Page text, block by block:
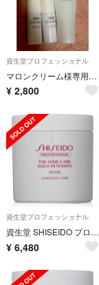
資生堂プロフェッショナル
マロンクリーム様専用♡♡
¥ 2,800
資生堂プロフェッショナル
資生堂 SHISEIDO プロフェッショナル アクアインテンシブ マスク
¥ 6,480